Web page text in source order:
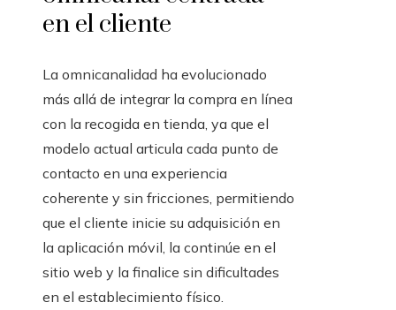
en el cliente
La omnicanalidad ha evolucionado
más allá de integrar la compra en línea
con la recogida en tienda, ya que el
modelo actual articula cada punto de
contacto en una experiencia
coherente y sin fricciones, permitiendo
que el cliente inicie su adquisición en
la aplicación móvil, la continúe en el
sitio web y la finalice sin dificultades
en el establecimiento físico.